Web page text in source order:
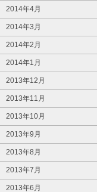
2014年4月
2014年3月
2014年2月
2014年1月
2013年12月
2013年11月
2013年10月
2013年9月
2013年8月
2013年7月
2013年6月